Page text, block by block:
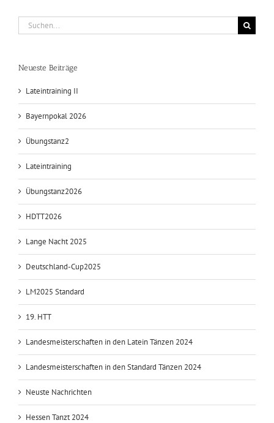
Suche
nach:
Neueste Beiträge
Lateintraining II
Bayernpokal 2026
Übungstanz2
Lateintraining
Übungstanz2026
HDTT2026
Lange Nacht 2025
Deutschland-Cup2025
LM2025 Standard
19. HTT
Landesmeisterschaften in den Latein Tänzen 2024
Landesmeisterschaften in den Standard Tänzen 2024
Neuste Nachrichten
Hessen Tanzt 2024